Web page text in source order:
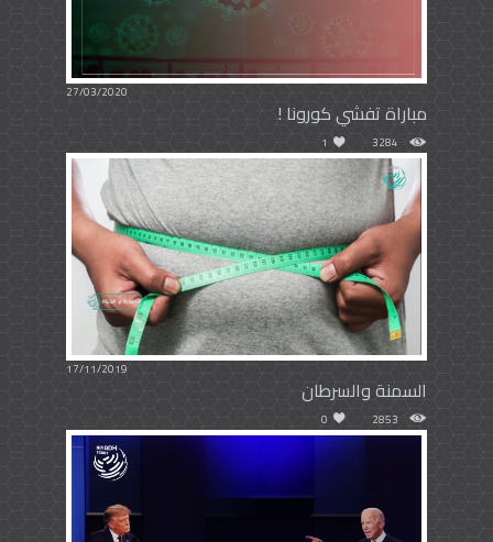
27/03/2020
مباراة تفشي كورونا !
3284
1
17/11/2019
السمنة والسرطان
2853
0